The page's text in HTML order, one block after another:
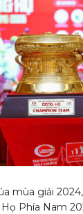
mùa giải
Phía Nam